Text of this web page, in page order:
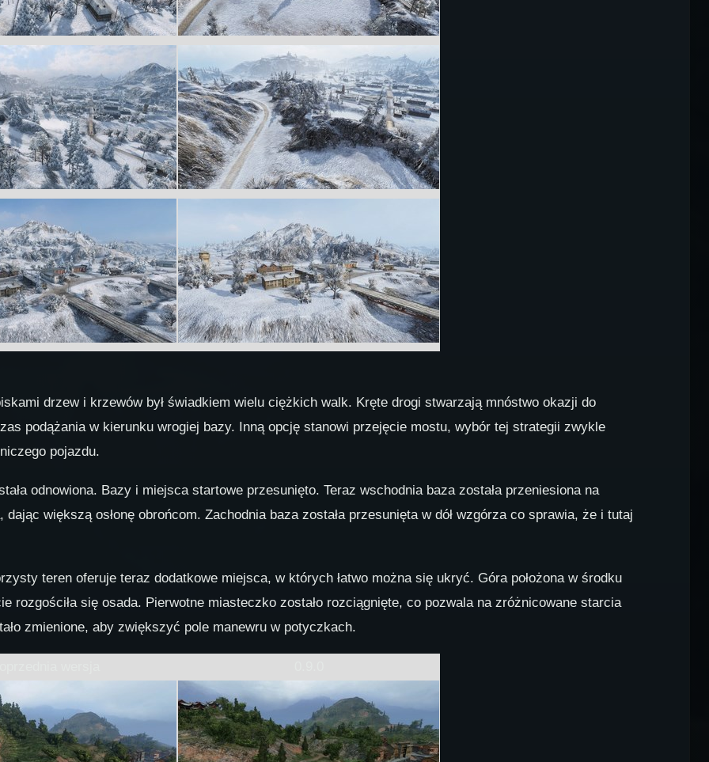
drzew i krzewów był świadkiem wielu ciężkich walk. Kręte drogi stwarzają mnóstwo okazji do
podążania w kierunku wrogiej bazy. Inną opcję stanowi przejęcie mostu, wybór tej strategii zwykle
pojazdu.
odnowiona. Bazy i miejsca startowe przesunięto. Teraz wschodnia baza została przeniesiona na
większą osłonę obrońcom. Zachodnia baza została przesunięta w dół wzgórza co sprawia, że i tutaj
teren oferuje teraz dodatkowe miejsca, w których łatwo można się ukryć. Góra położona w środku
rozgościła się osada. Pierwotne miasteczko zostało rozciągnięte, co pozwala na zróżnicowane starcia
zmienione, aby zwiększyć pole manewru w potyczkach.